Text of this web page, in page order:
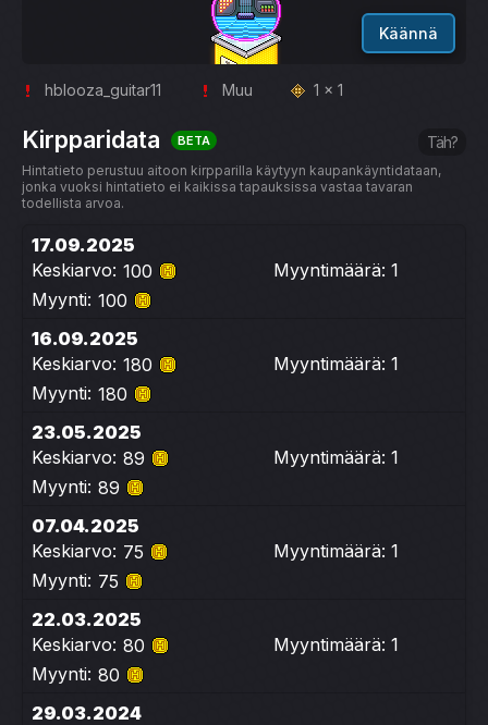
Käännä
hblooza_guitar11 Muu 1 x 1
Kirpparidata BETA Täh?
Hintatieto perustuu aitoon kirpparilla käytyyn kaupankäyntidataan,
jonka vuoksi hintatieto ei kaikissa tapauksissa vastaa tavaran
todellista arvoa.
17.09.2025
Keskiarvo: 100
Myyntimäärä: 1
Myynti: 100
16.09.2025
Keskiarvo: 180
Myyntimäärä: 1
Myynti: 180
23.05.2025
Keskiarvo: 89
Myyntimäärä: 1
Myynti: 89
07.04.2025
Keskiarvo: 75
Myyntimäärä: 1
Myynti: 75
22.03.2025
Keskiarvo: 80
Myyntimäärä: 1
Myynti: 80
29.03.2024